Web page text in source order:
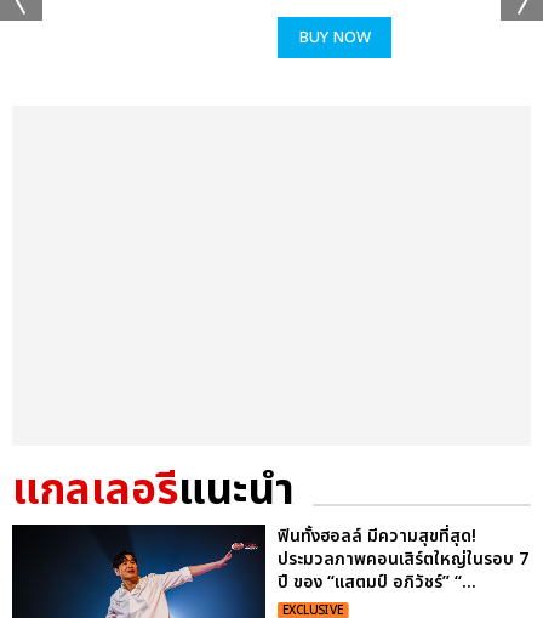
BUY NOW
แกลเลอรีแนะนำ
ฟินทั้งฮอลล์ มีความสุขที่สุด!
ประมวลภาพคอนเสิร์ตใหญ่ในรอบ 7
ปี ของ “แสตมป์ อภิวัชร์” “...
EXCLUSIVE